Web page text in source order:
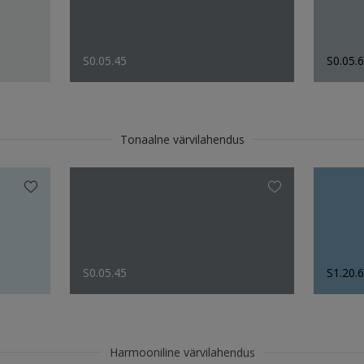
S0.05.45
Tonaalne värvilahendus
S0.05.45
Harmooniline värvilahendus